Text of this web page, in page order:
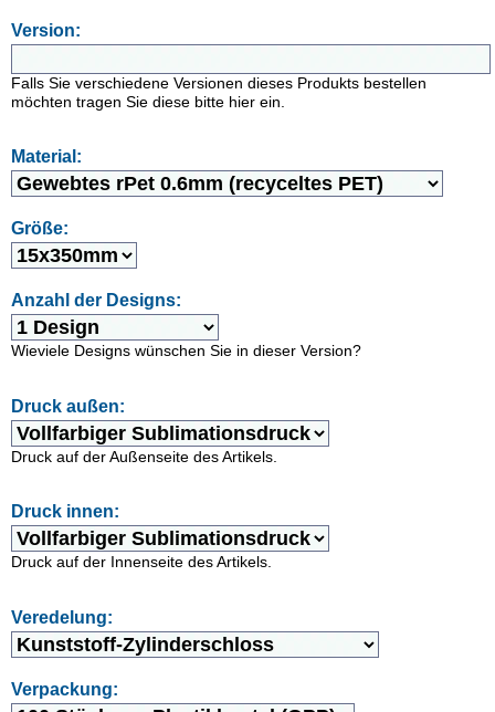
Version:
Falls Sie verschiedene Versionen dieses Produkts bestellen
möchten tragen Sie diese bitte hier ein.
Material:
Größe:
Anzahl der Designs:
Wieviele Designs wünschen Sie in dieser Version?
Druck außen:
Druck auf der Außenseite des Artikels.
Druck innen:
Druck auf der Innenseite des Artikels.
Veredelung:
Verpackung: